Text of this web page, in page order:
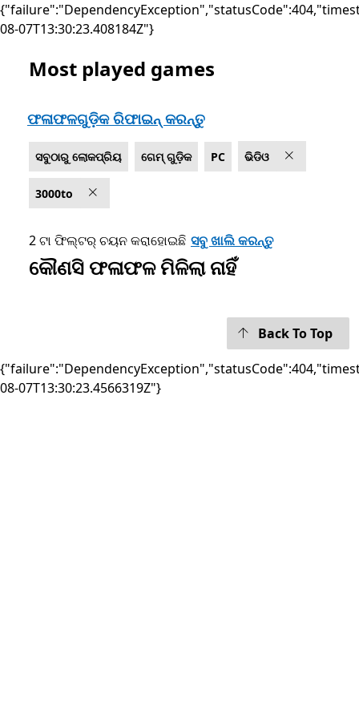
08-07T13:30:23.408184Z"}
Microsoft.com ତାଲିକାଭୁକ୍ତ କରନ୍ତୁ
Most played games
ଫଳାଫଳଗୁଡ଼ିକ ରିଫାଇନ୍ କରନ୍ତୁ
ସବୁଠାରୁ ଲୋକପ୍ରିୟ ଗେମ୍ ଗୁଡ଼ିକ PC ଭିଡିଓ
3000to
2 ଟା ଫିଲ୍ଟର୍ ଚୟନ କରାହୋଇଛି ସବୁ ଖାଲି କରନ୍ତୁ
କୌଣସି ଫଳାଫଳ ମିଳିଲା ନାହିଁ
Back To Top
08-07T13:30:23.4566319Z"}